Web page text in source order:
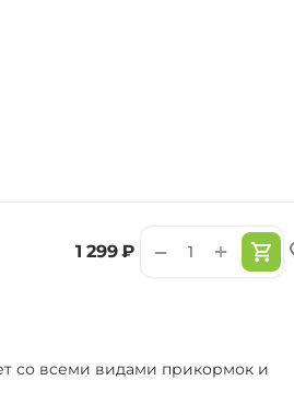
‍1 299‍ ₽ +
−
со всеми видами прикормок и